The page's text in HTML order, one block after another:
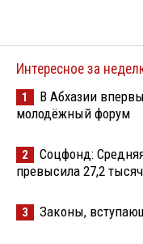
Интересное за
1
В Абхазии
молодёжный форум
2
Соцфонд:
превысила 27,2
3 Законы,